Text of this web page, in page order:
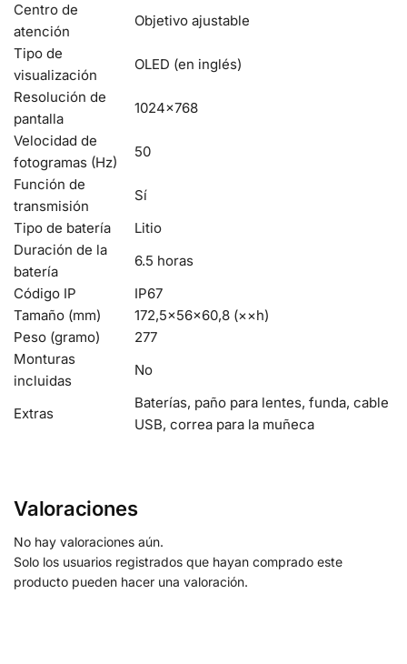
Centro de
atención
Objetivo ajustable
Tipo de
visualización
OLED (en inglés)
Resolución de
pantalla
1024×768
Velocidad de
fotogramas (Hz)
50
Función de
transmisión
Sí
Tipo de batería
Litio
Duración de la
batería
6.5 horas
Código IP
IP67
Tamaño (mm)
172,5×56×60,8 (××h)
Peso (gramo)
277
Monturas
incluidas
No
Extras
Baterías, paño para lentes, funda, cable
USB, correa para la muñeca
Valoraciones
No hay valoraciones aún.
Solo los usuarios registrados que hayan comprado este
producto pueden hacer una valoración.